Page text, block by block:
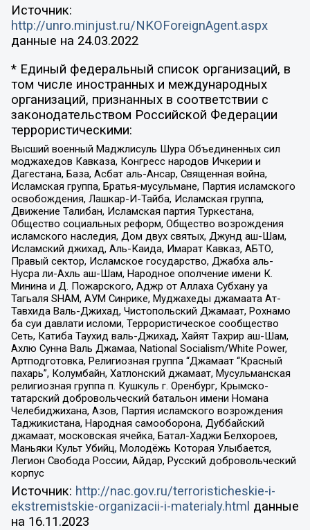
Источник:
http://unro.minjust.ru/NKOForeignAgent.aspx
данные на 24.03.2022
* Единый федеральный список организаций, в
том числе иностранных и международных
организаций, признанных в соответствии с
законодательством Российской Федерации
террористическими:
Высший военный Маджлисуль Шура Объединенных сил
моджахедов Кавказа, Конгресс народов Ичкерии и
Дагестана, База, Асбат аль-Ансар, Священная война,
Исламская группа, Братья-мусульмане, Партия исламского
освобождения, Лашкар-И-Тайба, Исламская группа,
Движение Талибан, Исламская партия Туркестана,
Общество социальных реформ, Общество возрождения
исламского наследия, Дом двух святых, Джунд аш-Шам,
Исламский джихад, Аль-Каида, Имарат Кавказ, АБТО,
Правый сектор, Исламское государство, Джабха аль-
Нусра ли-Ахль аш-Шам, Народное ополчение имени К.
Минина и Д. Пожарского, Аджр от Аллаха Субхану уа
Тагьаля SHAM, АУМ Синрике, Муджахеды джамаата Ат-
Тавхида Валь-Джихад, Чистопольский Джамаат, Рохнамо
ба суи давлати исломи, Террористическое сообщество
Сеть, Катиба Таухид валь-Джихад, Хайят Тахрир аш-Шам,
Ахлю Сунна Валь Джамаа, National Socialism/White Power,
Артподготовка, Религиозная группа “Джамаат “Красный
пахарь”, Колумбайн, Хатлонский джамаат, Мусульманская
религиозная группа п. Кушкуль г. Оренбург, Крымско-
татарский добровольческий батальон имени Номана
Челебиджихана, Азов, Партия исламского возрождения
Таджикистана, Народная самооборона, Дуббайский
джамаат, московская ячейка, Батал-Хаджи Белхороев,
Маньяки Культ Убийц, Молодёжь Которая Улыбается,
Легион Свобода России, Айдар, Русский добровольческий
корпус
Источник: http://nac.gov.ru/terroristicheskie-i-
ekstremistskie-organizacii-i-materialy.html данные
на 16.11.2023